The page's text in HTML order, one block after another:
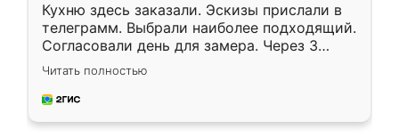
Кухню здесь заказали. Эскизы прислали в
телеграмм. Выбрали наиболее подходящий.
Согласовали день для замера. Через 3
недели кухня была уже готова. Остались
довольны работой. Спасибо Ренессанс
мебель за качественную работу!
Читать полностью